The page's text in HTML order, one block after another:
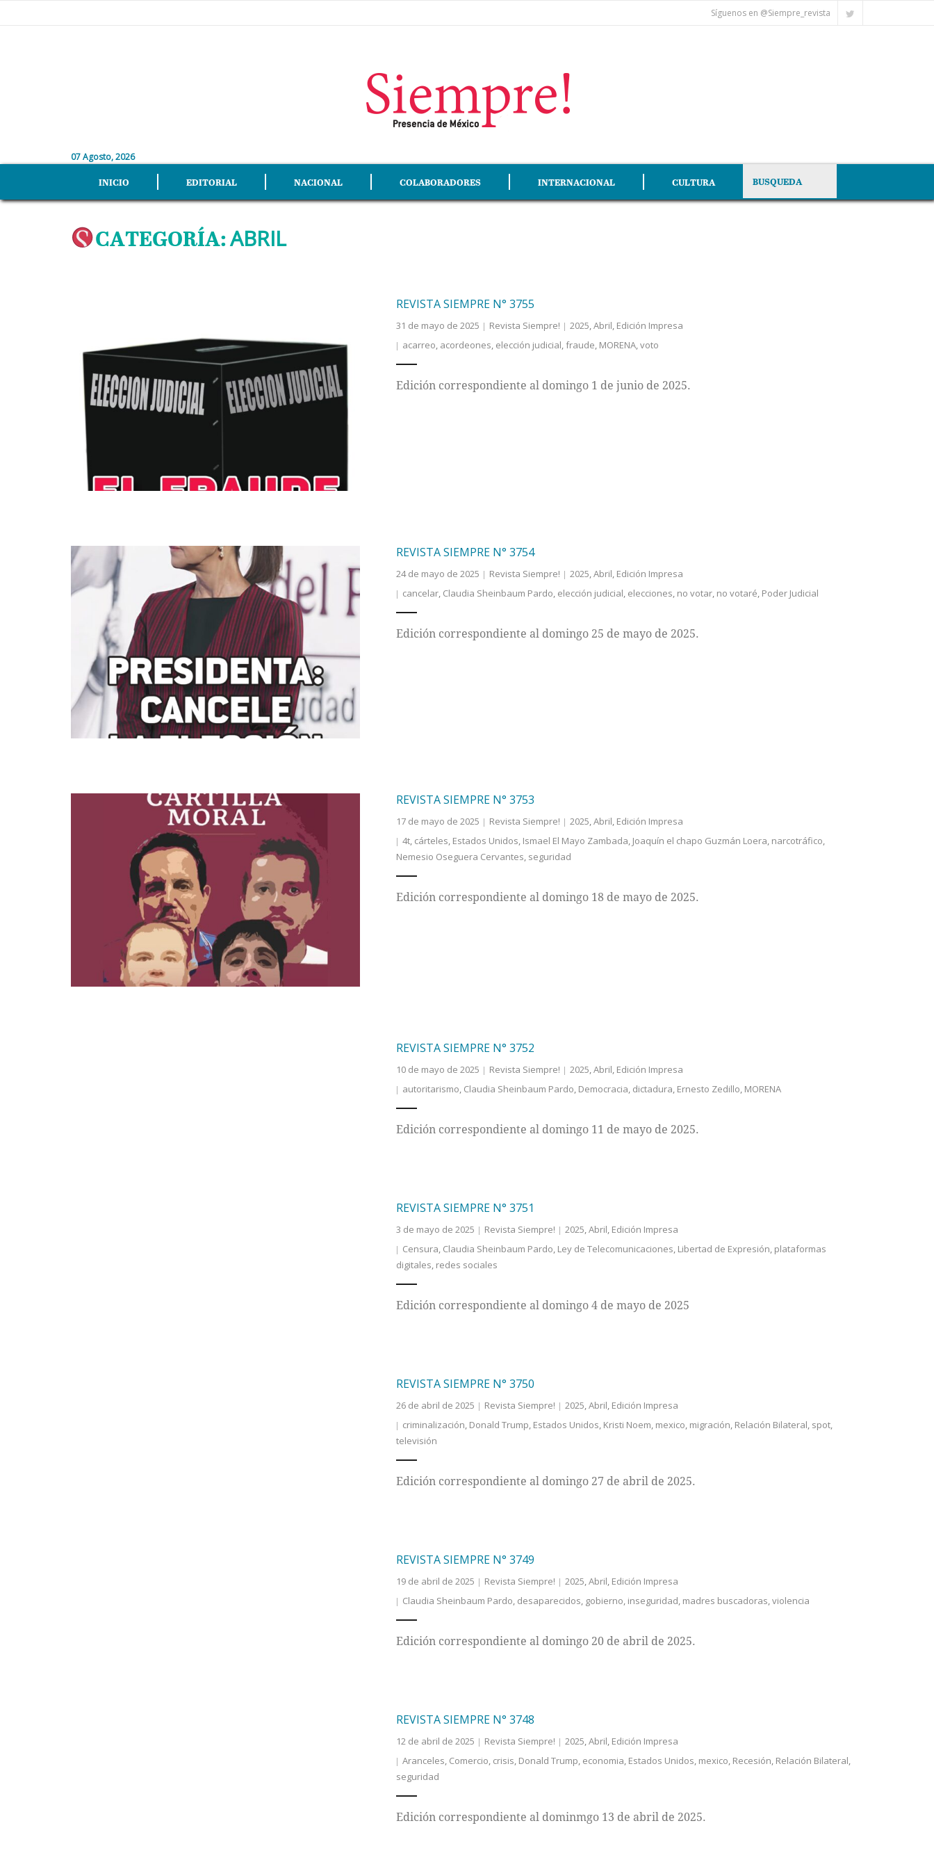
Síguenos en @Siempre_revista
07 Agosto, 2026
INICIO EDITORIAL NACIONAL COLABORADORES INTERNACIONAL CULTURA
CATEGORÍA:ABRIL
REVISTA SIEMPRE N° 3755
31 de mayo de 2025 Revista Siempre! 2025,Abril, Edición Impresa
acarreo, acordeones, elección judicial,fraude, MORENA,voto
Edición correspondiente al domingo 1 de junio de 2025.
REVISTA SIEMPRE N° 3754
24 de mayo de 2025 Revista Siempre! 2025 Abril Edición Impresa
cancelar, Claudia Sheinbaum Pardo elección judicial elecciones no votar, no votaré Poder Judicial
Edición correspondiente al domingo 25 de mayo de 2025.
REVISTA SIEMPRE N° 3753
17 de mayo de 2025 Revista Siempre! 2025,Abril, Edición Impresa
4t, cárteles, Estados Unidos, Ismael El Mayo Zambada, Joaquín el chapo Guzmán Loera, narcotráfico,
Nemesio Oseguera Cervantes, seguridad
Edición correspondiente al domingo 18 de mayo de 2025.
REVISTA SIEMPRE N° 3752
10 de mayo de 2025 Revista Siempre! 2025 Abril Edición Impresa
autoritarismo Claudia Sheinbaum Pardo Democracia dictadura Ernesto Zedillo MORENA
Edición correspondiente al domingo 11 de mayo de 2025.
REVISTA SIEMPRE N° 3751
3 de mayo de 2025 Revista Siempre! 2025 Abril Edición Impresa
Censura Claudia Sheinbaum Pardo Ley de Telecomunicaciones Libertad de Expresión plataformas
digitales redes sociales
Edición correspondiente al domingo 4 de mayo de 2025
REVISTA SIEMPRE N° 3750
26 de abril de 2025 Revista Siempre! 2025 Abril Edición Impresa
criminalización Donald Trump Estados Unidos Kristi Noem mexico migración Relación Bilateral spot,
televisión
Edición correspondiente al domingo 27 de abril de 2025.
REVISTA SIEMPRE N° 3749
19 de abril de 2025 Revista Siempre! 2025 Abril Edición Impresa
Claudia Sheinbaum Pardo desaparecidos gobierno inseguridad madres buscadoras violencia
Edición correspondiente al domingo 20 de abril de 2025.
REVISTA SIEMPRE N° 3748
12 de abril de 2025 Revista Siempre! 2025 Abril Edición Impresa
Aranceles Comercio crisis Donald Trump economia Estados Unidos mexico Recesión Relación Bilateral
seguridad
Edición correspondiente al dominmgo 13 de abril de 2025.